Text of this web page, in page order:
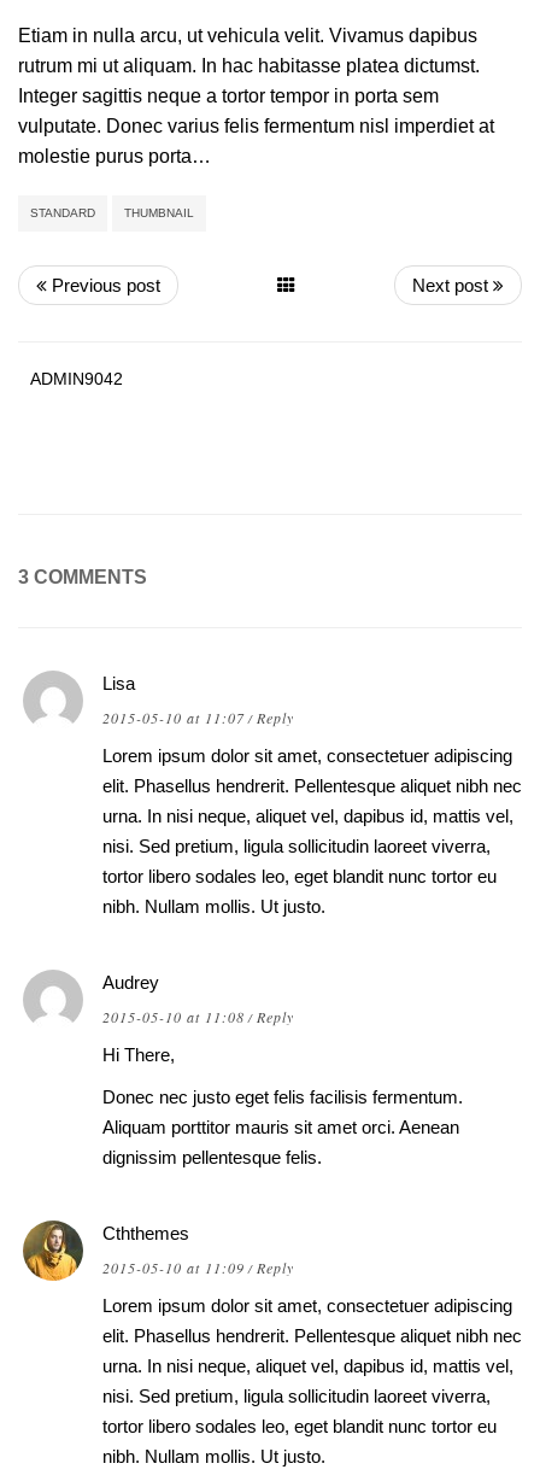
Etiam in nulla arcu, ut vehicula velit. Vivamus dapibus
rutrum mi ut aliquam. In hac habitasse platea dictumst.
Integer sagittis neque a tortor tempor in porta sem
vulputate. Donec varius felis fermentum nisl imperdiet at
molestie purus porta…
STANDARD THUMBNAIL
Previous post Next post
ADMIN9042
3 COMMENTS
Lisa
2015-05-10 at 11:07/ Reply
Lorem ipsum dolor sit amet, consectetuer adipiscing
elit. Phasellus hendrerit. Pellentesque aliquet nibh nec
urna. In nisi neque, aliquet vel, dapibus id, mattis vel,
nisi. Sed pretium, ligula sollicitudin laoreet viverra,
tortor libero sodales leo, eget blandit nunc tortor eu
nibh. Nullam mollis. Ut justo.
Audrey
2015-05-10 at 11:08 / Reply
Hi There,
Donec nec justo eget felis facilisis fermentum.
Aliquam porttitor mauris sit amet orci. Aenean
dignissim pellentesque felis.
Cththemes
2015-05-10 at 11:09 / Reply
Lorem ipsum dolor sit amet, consectetuer adipiscing
elit. Phasellus hendrerit. Pellentesque aliquet nibh nec
urna. In nisi neque, aliquet vel, dapibus id, mattis vel,
nisi. Sed pretium, ligula sollicitudin laoreet viverra,
tortor libero sodales leo, eget blandit nunc tortor eu
nibh. Nullam mollis. Ut justo.